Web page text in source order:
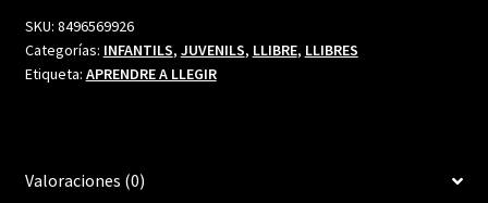
SKU: 8496569926
Categorías: INFANTILS, JUVENILS, LLIBRE, LLIBRES
Etiqueta: APRENDRE A LLEGIR
Valoraciones (0)